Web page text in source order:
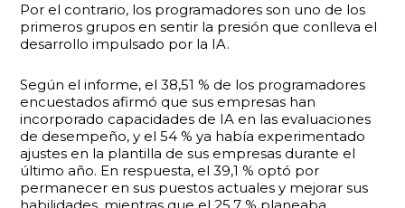
Por el contrario, los programadores son uno de los
primeros grupos en sentir la presión que conlleva el
desarrollo impulsado por la IA.
Según el informe, el 38,51 % de los programadores
encuestados afirmó que sus empresas han
incorporado capacidades de IA en las evaluaciones
de desempeño, y el 54 % ya había experimentado
ajustes en la plantilla de sus empresas durante el
último año. En respuesta, el 39,1 % optó por
permanecer en sus puestos actuales y mejorar sus